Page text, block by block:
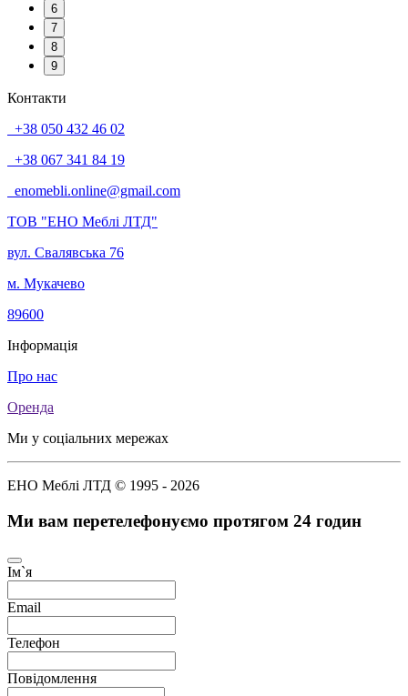
6
7
8
9
Контакти
+38 050 432 46 02
+38 067 341 84 19
enomebli.online@gmail.com
ТОВ "ЕНО Меблі ЛТД"
вул. Свалявська 76
м. Мукачево
89600
Інформація
Про нас
Оренда
Ми у соціальних мережах
ЕНО Меблі ЛТД © 1995 - 2026
Ми вам перетелефонуємо протягом 24 годин
Ім`я
Email
Телефон
Повідомлення